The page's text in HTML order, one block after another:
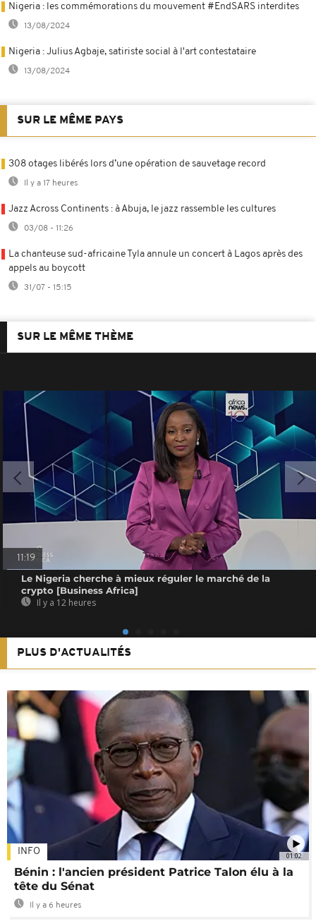
Nigeria : les commémorations du mouvement #EndSARS interdites
13/08/2024
Nigeria : Julius Agbaje, satiriste social à l'art contestataire
13/08/2024
SUR LE MÊME PAYS
308 otages libérés lors d’une opération de sauvetage record
Il y a 17 heures
Jazz Across Continents : à Abuja, le jazz rassemble les cultures
03/08 - 11:26
La chanteuse sud-africaine Tyla annule un concert à Lagos après des
appels au boycott
31/07 - 15:15
SUR LE MÊME THÈME
11:19
Le Nigeria cherche à mieux réguler le marché de la
crypto [Business Africa]
Il y a 12 heures
PLUS D'ACTUALITÉS
01:02
INFO
Bénin : l'ancien président Patrice Talon élu à la
tête du Sénat
Il y a 6 heures